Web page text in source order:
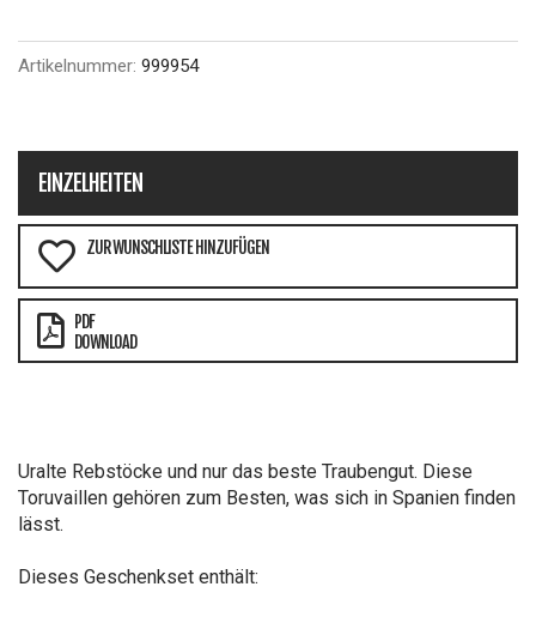
Artikelnummer: 999954
EINZELHEITEN
ZUR WUNSCHLISTE HINZUFÜGEN
PDF
DOWNLOAD
Uralte Rebstöcke und nur das beste Traubengut. Diese
Toruvaillen gehören zum Besten, was sich in Spanien finden
lässt.
Dieses Geschenkset enthält: